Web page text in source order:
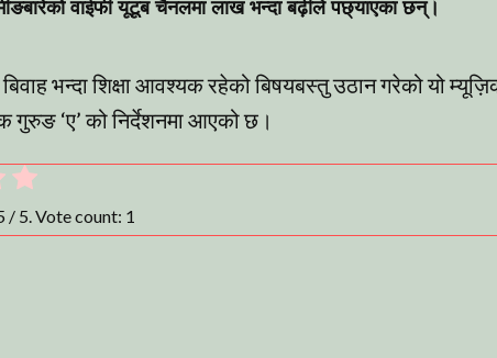
वाईफी यूटूब चैनलमा लाख भन्दा बढ़ीले पछ्याएका छन्।
भन्दा शिक्षा आवश्यक रहेको बिषयबस्तु उठान गरेको यो
गुरुङ ‘ए’ को निर्देशनमा आएको छ।
/ 5. Vote count: 1